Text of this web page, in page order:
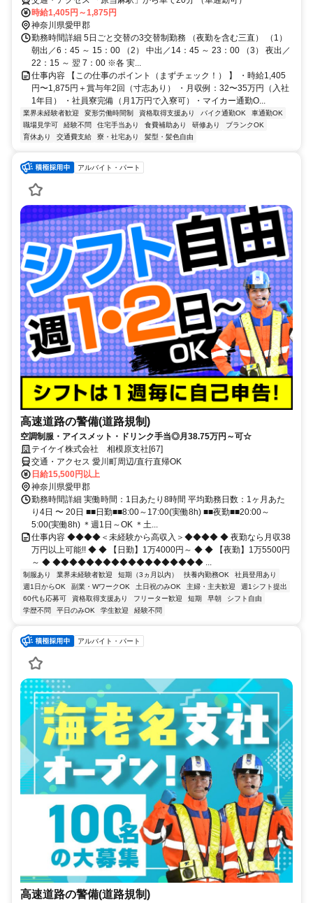
時給1,405円～1,875円
神奈川県愛甲郡
勤務時間詳細 5日ごと交替の3交替制勤務 （夜勤を含む三直） （1）
朝出／6：45 ～ 15：00 （2） 中出／14：45 ～ 23：00 （3） 夜出／
22：15 ～ 翌 7：00 ※各 実...
仕事内容 【この仕事のポイント（まずチェック！） 】 ・時給1,405
円〜1,875円＋賞与年2回（寸志あり） ・月収例：32〜35万円（入社
1年目） ・社員寮完備（月1万円で入寮可）・マイカー通勤O...
業界未経験者歓迎 変形労働時間制 資格取得支援あり バイク通勤OK
車通勤OK
職場見学可
経験不問 住宅手当あり 食費補助あり 研修あり
ブランクOK
育休あり
交通費支給 寮・社宅あり 髪型・髪色自由
アルバイト・パート
高速道路の警備(道路規制)
空調制服・アイスメット・ドリンク手当◎月38.75万円～可☆
テイケイ株式会社 相模原支社[67]
交通・アクセス 愛川町周辺/直行直帰OK
日給15,500円以上
神奈川県愛甲郡
勤務時間詳細 実働時間：1日あたり8時間 平均勤務日数：1ヶ月あた
り4日 〜 20日 ■■日勤■■8:00～17:00(実働8h) ■■夜勤■■20:00～
5:00(実働8h) ＊週1日～OK ＊土...
仕事内容 ◆◆◆◆＜未経験から高収入＞◆◆◆◆ ◆ 夜勤なら月収38
万円以上可能!! ◆ ◆ 【日勤】1万4000円～ ◆ ◆ 【夜勤】1万5500円
～ ◆ ◆◆◆◆◆◆◆◆◆◆◆◆◆◆◆◆◆◆ ...
制服あり 業界未経験者歓迎 短期（3ヵ月以内） 扶養内勤務OK
社員登用あり
週1日からOK
副業・WワークOK 土日祝のみOK 主婦・主夫歓迎
週1シフト提出
60代も応募可
資格取得支援あり フリーター歓迎 短期 早朝
シフト自由
学歴不問
平日のみOK 学生歓迎 経験不問
アルバイト・パート
高速道路の警備(道路規制)